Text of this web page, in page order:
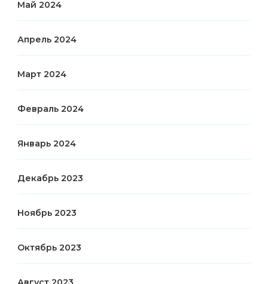
Май 2024
Апрель 2024
Март 2024
Февраль 2024
Январь 2024
Декабрь 2023
Ноябрь 2023
Октябрь 2023